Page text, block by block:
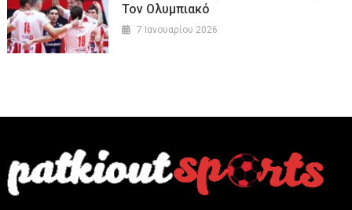
Τον Ολυμπιακό
7 Ιανουαρίου 2026